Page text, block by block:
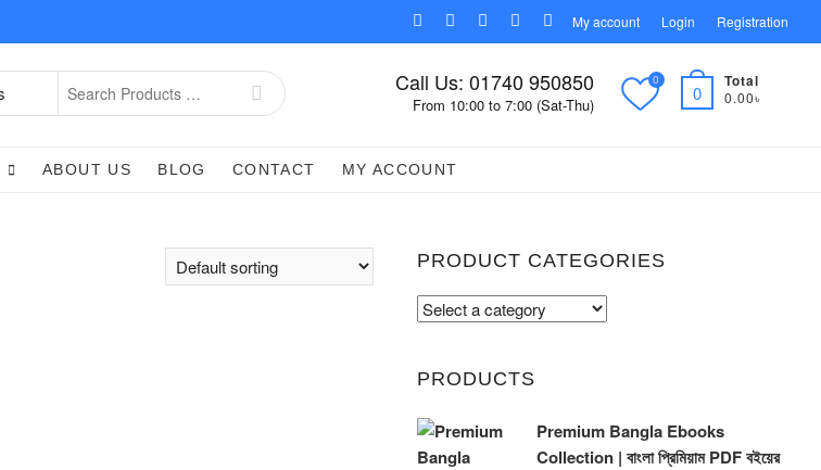
facebooktwitterpinterestinstagram
linkedinMy account Login Registration
Search
Call Us: 01740 950850
From 10:00 to 7:00 (Sat-Thu)
0
0
Total
0.00৳
ABOUT US BLOG CONTACT MY ACCOUNT
PRODUCT CATEGORIES
PRODUCTS
Premium Bangla Ebooks
Collection | বাংলা প্রিমিয়াম PDF বইয়ের